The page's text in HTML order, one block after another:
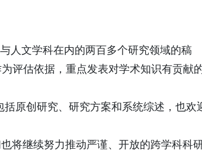
人文学科在内的两百多个研究领域的稿
评估依据，重点发表对学术知识有贡献
原创研究、研究方案和系统综述，也欢
将继续努力推动严谨、开放的跨学科科